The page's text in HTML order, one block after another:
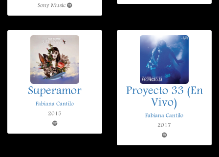
Sony Music
Superamor
Fabiana Cantilo
2015
Proyecto 33 (En
Vivo)
Fabiana Cantilo
2017